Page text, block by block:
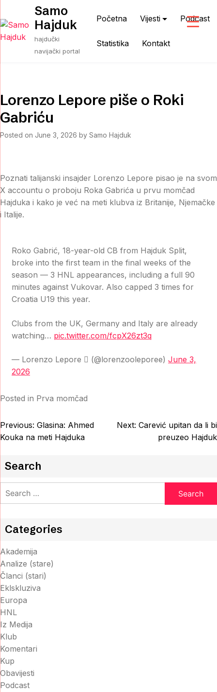
to
content
Samo
Hajduk
hajdučki
navijački portal
Početna Vijesti Podcast
Statistika Kontakt
Lorenzo Lepore piše o Roki
Gabriću
Posted on June 3, 2026 by Samo Hajduk
Poznati talijanski insajder Lorenzo Lepore pisao je na svom
X accountu o proboju Roka Gabrića u prvu momčad
Hajduka i kako je već na meti klubva iz Britanije, Njemačke
i Italije.
Roko Gabrić, 18-year-old CB from Hajduk Split,
broke into the first team in the final weeks of the
season — 3 HNL appearances, including a full 90
minutes against Vukovar. Also capped 3 times for
Croatia U19 this year.
Clubs from the UK, Germany and Italy are already
watching… pic.twitter.com/fcpX26zt3q
— Lorenzo Lepore  (@lorenzooleporee) June 3,
2026
Posted in Prva momčad
Post
navigation
Previous: Glasina: Ahmed
Kouka na meti Hajduka
Next: Carević upitan da li bi
preuzeo Hajduk
Search
Search
Categories
Akademija
Analize (stare)
Članci (stari)
Eklskluziva
Europa
HNL
Iz Medija
Klub
Komentari
Kup
Obavijesti
Podcast